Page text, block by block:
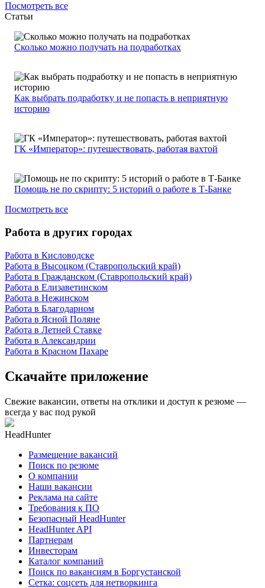
Посмотреть все
Статьи
Сколько можно получать на подработках
Как выбрать подработку и не попасть в неприятную
историю
ГК «Император»: путешествовать, работая вахтой
Помощь не по скрипту: 5 историй о работе в Т-Банке
Посмотреть все
Работа в других городах
Работа в Кисловодске
Работа в Высоцком (Ставропольский край)
Работа в Гражданском (Ставропольский край)
Работа в Елизаветинском
Работа в Нежинском
Работа в Благодарном
Работа в Ясной Поляне
Работа в Летней Ставке
Работа в Александрии
Работа в Красном Пахаре
Скачайте приложение
Свежие вакансии, ответы на отклики и доступ к резюме —
всегда у вас под рукой
HeadHunter
Размещение вакансий
Поиск по резюме
О компании
Наши вакансии
Реклама на сайте
Требования к ПО
Безопасный HeadHunter
HeadHunter API
Партнерам
Инвесторам
Каталог компаний
Поиск по вакансиям в Боргустанской
Сетка: соцсеть для нетворкинга